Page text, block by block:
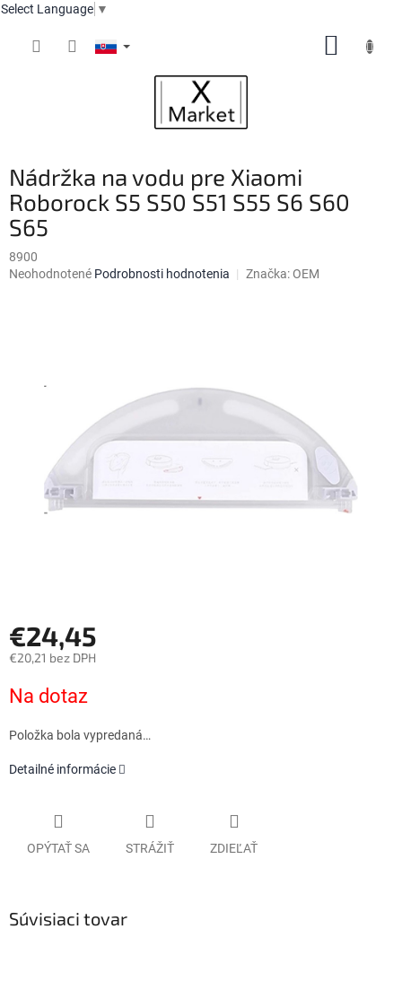
Select Language ▼
Nádržka na vodu pre Xiaomi
Roborock S5 S50 S51 S55 S6 S60
S65
8900
Priemerné
Neohodnotené Podrobnosti hodnotenia Značka: OEM
€24,45
€20,21 bez DPH
cena:
Na dotaz
Položka bola vypredaná…
Detailné informácie
OPÝTAŤ SA STRÁŽIŤ ZDIEĽAŤ
Súvisiaci tovar